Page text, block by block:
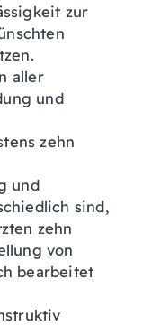
zur
aller
und
zehn
und
sind,
zehn
von
bearbeitet